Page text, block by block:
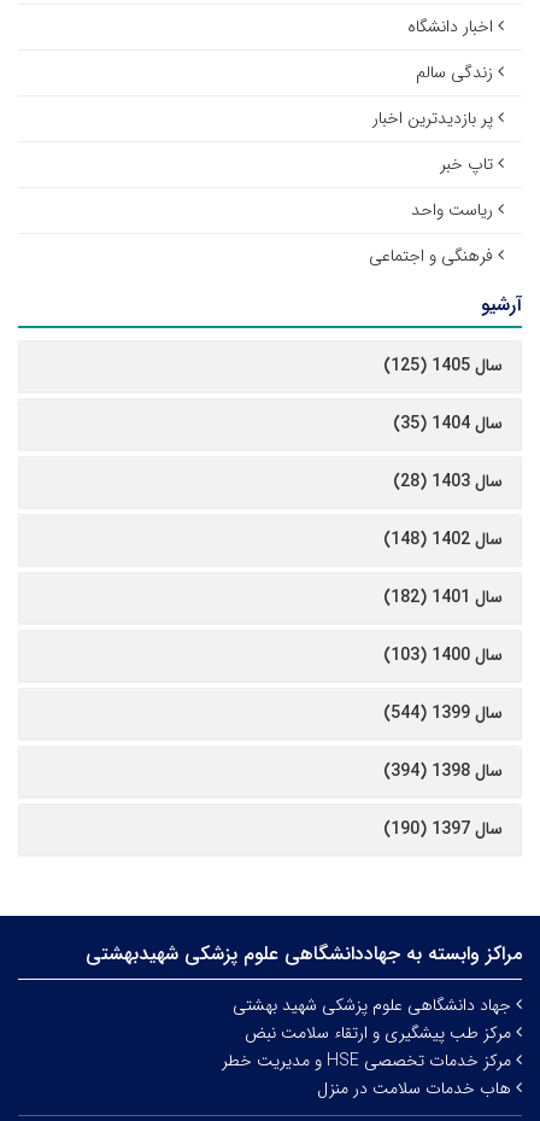
اخبار دانشگاه
زندگی سالم
پر بازدیدترین اخبار
تاپ خبر
ریاست واحد
فرهنگی و اجتماعی
آرشیو
سال 1405 (125)
سال 1404 (35)
سال 1403 (28)
سال 1402 (148)
سال 1401 (182)
سال 1400 (103)
سال 1399 (544)
سال 1398 (394)
سال 1397 (190)
مراکز وابسته به جهاددانشگاهی علوم‌ پزشکی شهیدبهشتی
جهاد دانشگاهی علوم پزشکی شهید بهشتی
مرکز طب پیشگیری و ارتقاء سلامت نبض
مرکز خدمات تخصصی HSE و مدیریت خطر
هاب خدمات سلامت در منزل